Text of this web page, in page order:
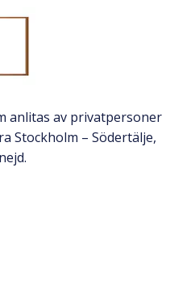
anlitas av privatpersoner
Stockholm – Södertälje,